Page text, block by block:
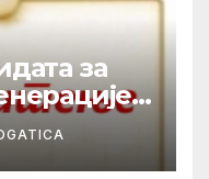
за
у
години